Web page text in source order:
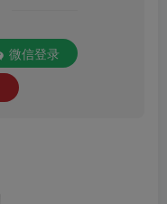
微信登录